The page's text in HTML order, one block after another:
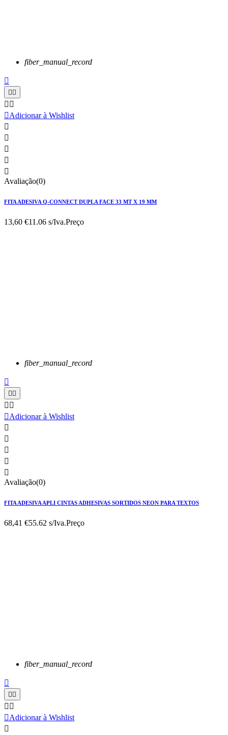
fiber_manual_record

 
 
Adicionar à Wishlist





Avaliação(0)
FITA ADESIVA Q-CONNECT DUPLA FACE 33 MT X 19 MM
13,60 €11.06 s/Iva.Preço
fiber_manual_record

 
 
Adicionar à Wishlist





Avaliação(0)
FITA ADESIVA APLI CINTAS ADHESIVAS SORTIDOS NEON PARA TEXTOS
68,41 €55.62 s/Iva.Preço
fiber_manual_record

 
 
Adicionar à Wishlist
